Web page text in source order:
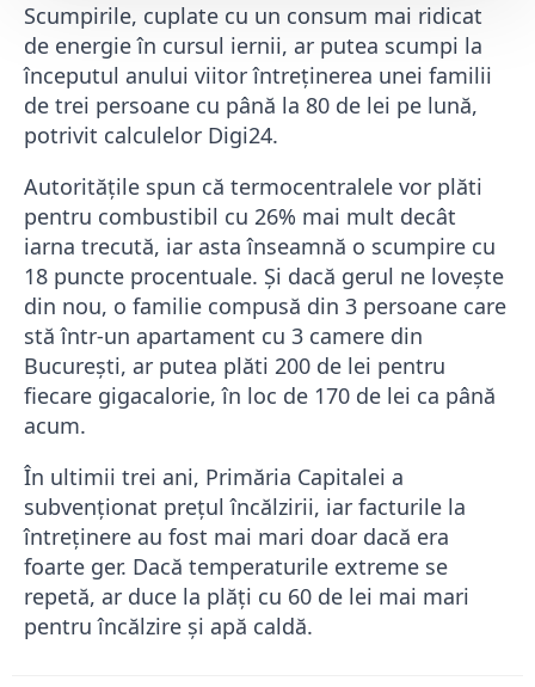
Scumpirile, cuplate cu un consum mai ridicat
de energie în cursul iernii, ar putea scumpi la
începutul anului viitor întreţinerea unei familii
de trei persoane cu până la 80 de lei pe lună,
potrivit calculelor Digi24.
Autorităţile spun că termocentralele vor plăti
pentru combustibil cu 26% mai mult decât
iarna trecută, iar asta înseamnă o scumpire cu
18 puncte procentuale. Şi dacă gerul ne loveşte
din nou, o familie compusă din 3 persoane care
stă într-un apartament cu 3 camere din
Bucureşti, ar putea plăti 200 de lei pentru
fiecare gigacalorie, în loc de 170 de lei ca până
acum.
În ultimii trei ani, Primăria Capitalei a
subvenţionat preţul încălzirii, iar facturile la
întreţinere au fost mai mari doar dacă era
foarte ger. Dacă temperaturile extreme se
repetă, ar duce la plăţi cu 60 de lei mai mari
pentru încălzire şi apă caldă.